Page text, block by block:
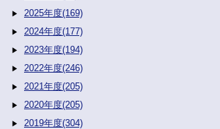
2025年度(169)
2024年度(177)
2023年度(194)
2022年度(246)
2021年度(205)
2020年度(205)
2019年度(304)